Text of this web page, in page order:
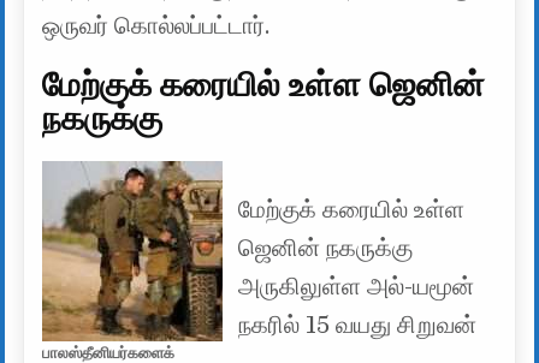
ஒருவர் கொல்லப்பட்டார்.
மேற்குக் கரையில் உள்ள ஜெனின்
நகருக்கு
பாலஸ்தீனியர்களைக்
மேற்குக் கரையில் உள்ள
ஜெனின் நகருக்கு
அருகிலுள்ள அல்-யமூன்
நகரில் 15 வயது சிறுவன்